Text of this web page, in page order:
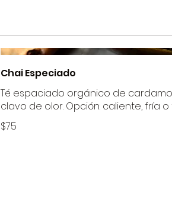
Chai Especiado
Té espaciado orgánico de
clavo de olor. Opción: caliente, fría
$75